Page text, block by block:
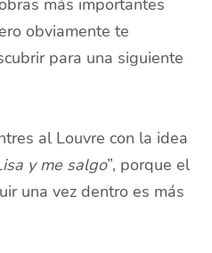
más importantes
obviamente te
para una siguiente
al Louvre con la idea
y me salgo”, porque el
una vez dentro es más